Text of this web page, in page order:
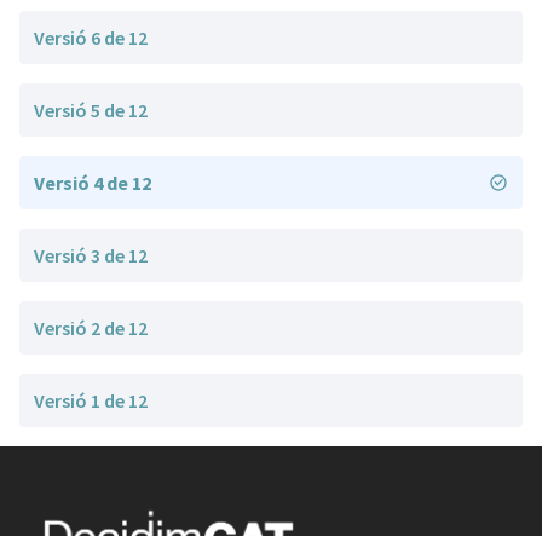
Versió 6 de 12
Versió 5 de 12
Versió 4 de 12
Versió 3 de 12
Versió 2 de 12
Versió 1 de 12